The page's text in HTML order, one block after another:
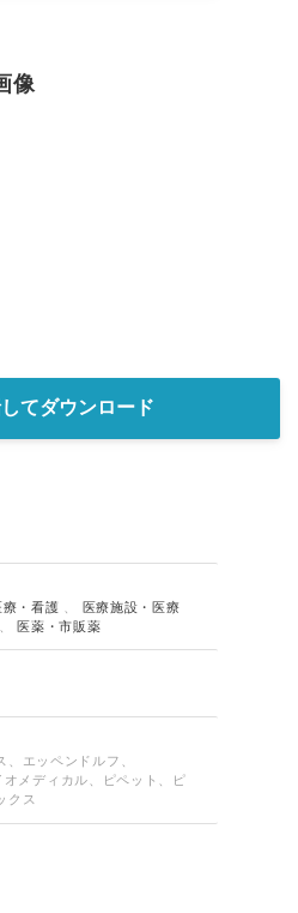
像
てダウンロード
・看護
医療施設・医療
、医薬・市販薬
、エッペンドルフ、
メディカル、ピペット、ピ
クス